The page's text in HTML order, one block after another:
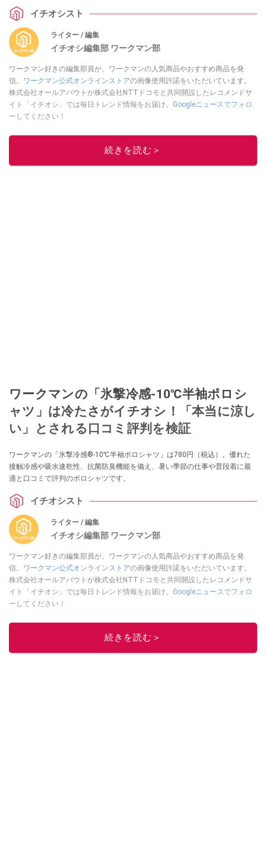
イチオシスト
ライター / 編集
イチオシ編集部 ワークマン部
ワークマン好きの編集部員が、ワークマンの人気商品やおすすめ商品を発
信。 ワークマン公式オンラインストアの画像使用許諾をいただいています。
株式会社オールアバウトが株式会社NTTドコモと共同開設したレコメンドサ
イト「イチオシ」では毎日トレンド情報をお届け。 Googleニュースでフォロ
ー してください！
このイチオシストの他の記事を読む
続きを読む＞
ワークマンの「氷撃冷感-10℃半袖ポロシ
ャツ」は冷たさがイチオシ！「本当に涼し
い」とされる口コミ評判を検証
ワークマンの「氷撃冷感®-10℃半袖ポロシャツ」は780円（税込）。優れた
接触冷感や吸水速乾性、抗菌防臭機能を備え、暑い季節の仕事や普段着に最
適と口コミで評判のポロシャツです。
イチオシスト
ライター / 編集
イチオシ編集部 ワークマン部
ワークマン好きの編集部員が、ワークマンの人気商品やおすすめ商品を発
信。 ワークマン公式オンラインストアの画像使用許諾をいただいています。
株式会社オールアバウトが株式会社NTTドコモと共同開設したレコメンドサ
イト「イチオシ」では毎日トレンド情報をお届け。 Googleニュースでフォロ
ー してください！
このイチオシストの他の記事を読む
続きを読む＞